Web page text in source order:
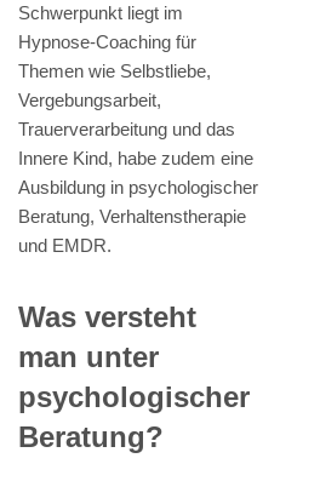
Schwerpunkt liegt im
Hypnose-Coaching für
Themen wie Selbstliebe,
Vergebungsarbeit,
Trauerverarbeitung und das
Innere Kind, habe zudem eine
Ausbildung in psychologischer
Beratung, Verhaltenstherapie
und EMDR.
Was versteht
man unter
psychologischer
Beratung?